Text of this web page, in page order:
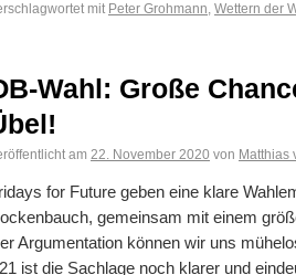
mit Peter Grohmann Wettern der
Wahl: Große
am 22. November 2020 von Matthias
for Future geben eine klare
gemeinsam mit einem
Argumentation können wir uns
ist die Sachlage noch klarer und